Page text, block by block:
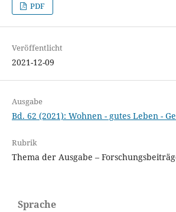
PDF
Veröffentlicht
2021-12-09
Ausgabe
Bd. 62 (2021): Wohnen - gutes Leben -
Rubrik
Thema der Ausgabe –
Sprache